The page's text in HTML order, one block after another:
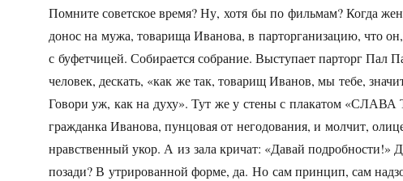
Помните советское время? Ну, хотя бы по фильмам? Когда
донос на мужа, товарища Иванова, в парторганизацию, что
с буфетчицей. Собирается собрание. Выступает парторг Пал
человек, дескать, «как же так, товарищ Иванов, мы тебе,
Говори уж, как на духу». Тут же у стены с плакатом
гражданка Иванова, пунцовая от негодования, и молчит,
нравственный укор. А из зала кричат: «Давай подробности!»
позади? В утрированной форме, да. Но сам принцип, сам